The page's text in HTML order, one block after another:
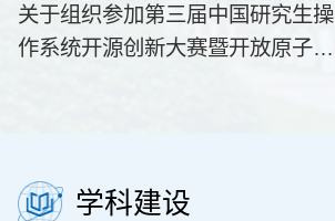
关于组织参加第三届中国研究生操
作系统开源创新大赛暨开放原子大
关于做好2021年度学位授权点合格
评估相关工作的通知
2026年成都信息工程大学研究生新
生入学须知
关于2025-2026学年第二学期全日
制研究生期末考试与暑假安排的通
我校召开第七届研究生学术论坛工
作会议
成都信息工程大学实施2024届残疾
毕业生校内短期就业帮扶的通知
学科建设